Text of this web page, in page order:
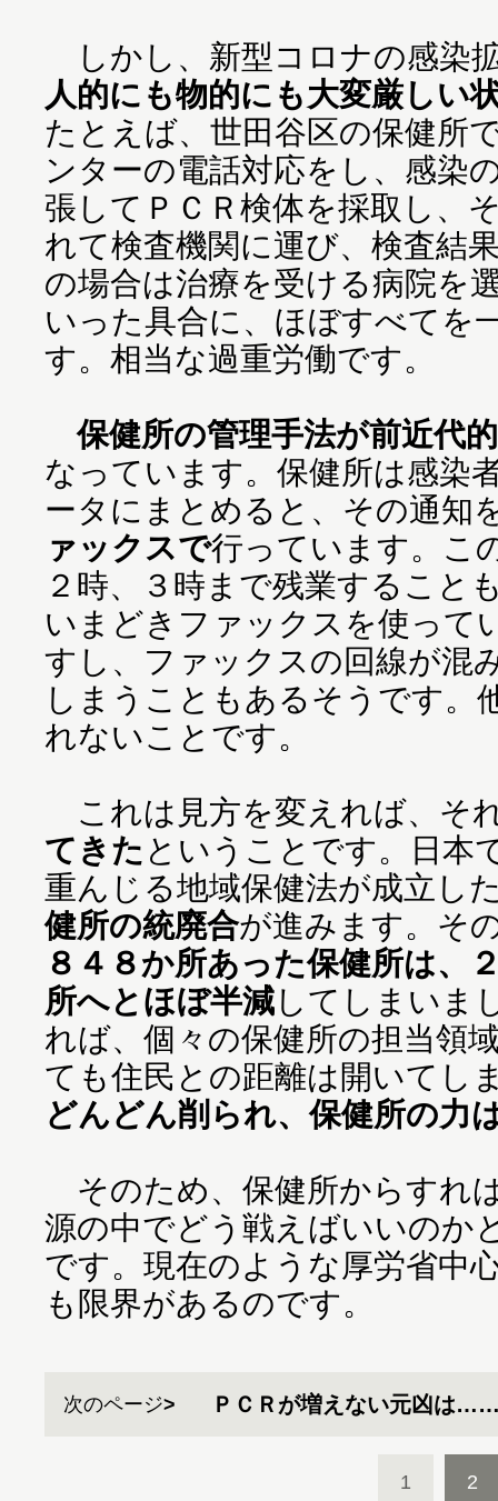
しかし、新型コロナの感染
人的にも物的にも大変厳しい
たとえば、世田谷区の保健所
ンターの電話対応をし、感染
張してＰＣＲ検体を採取し、
れて検査機関に運び、検査結
の場合は治療を受ける病院を
いった具合に、ほぼすべてを
す。相当な過重労働です。
保健所の管理手法が前近代的
なっています。保健所は感染
ータにまとめると、その通知
ァックスで行っています。こ
２時、３時まで残業すること
いまどきファックスを使って
すし、ファックスの回線が混
しまうこともあるそうです。
れないことです。
これは見方を変えれば、そ
てきた ということです。日本
重んじる地域保健法が成立し
健所の統廃合が進みます。そ
８４８か所あった保健所は、
所へとほぼ半減してしまいま
れば、個々の保健所の担当領
ても住民との距離は開いてし
どんどん削られ、保健所の力
そのため、保健所からすれ
源の中でどう戦えばいいのか
です。現在のような厚労省中
も限界があるのです。
次のページ ＰＣＲが増えない元凶は
1 2